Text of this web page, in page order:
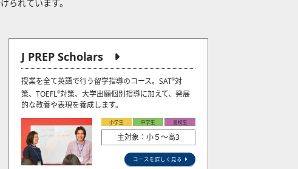
られています。
J PREP Scholars
授業を全て英語で行う留学指導のコース。SAT®対
策、TOEFL®対策、大学出願個別指導に加えて、発展
的な教養や表現を養成します。
小学生 中学生 高校生
主対象：小５〜高3
コースを詳しく見る